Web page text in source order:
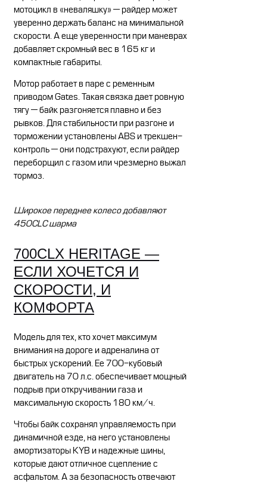
мотоцикл в «неваляшку» — райдер может
уверенно держать баланс на минимальной
скорости. А еще уверенности при маневрах
добавляет скромный вес в 165 кг и
компактные габариты.
Мотор работает в паре с ременным
приводом Gates. Такая связка дает ровную
тягу — байк разгоняется плавно и без
рывков. Для стабильности при разгоне и
торможении установлены ABS и трекшен-
контроль — они подстрахуют, если райдер
переборщил с газом или чрезмерно выжал
тормоз.
Широкое переднее колесо добавляют
450CLC шарма
700CLX HERITAGE —
ЕСЛИ ХОЧЕТСЯ И
СКОРОСТИ, И
КОМФОРТА
Модель для тех, кто хочет максимум
внимания на дороге и адреналина от
быстрых ускорений. Ее 700-кубовый
двигатель на 70 л.с. обеспечивает мощный
подрыв при откручивании газа и
максимальную скорость 180 км/ч.
Чтобы байк сохранял управляемость при
динамичной езде, на него установлены
амортизаторы KYB и надежные шины,
которые дают отличное сцепление с
асфальтом. А за безопасность отвечают